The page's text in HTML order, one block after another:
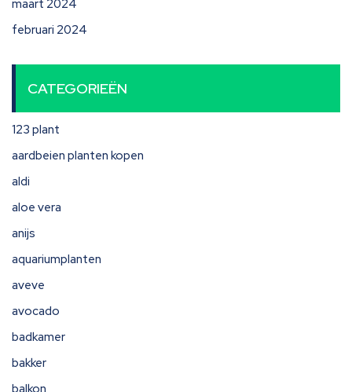
maart 2024
februari 2024
CATEGORIEËN
123 plant
aardbeien planten kopen
aldi
aloe vera
anijs
aquariumplanten
aveve
avocado
badkamer
bakker
balkon